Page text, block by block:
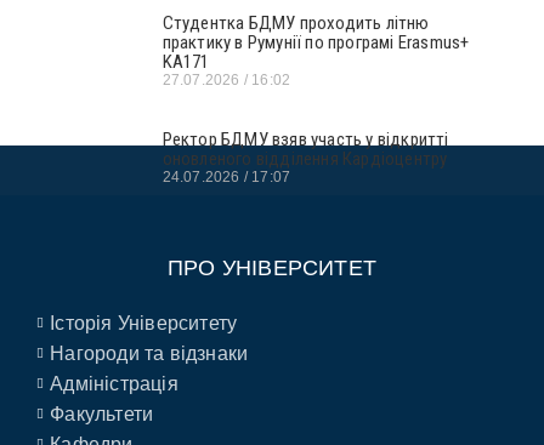
Студентка БДМУ проходить літню
практику в Румунії по програмі Erasmus+
KA171
27.07.2026 16:02
Ректор БДМУ взяв участь у відкритті
оновленого відділення Кардіоцентру
24.07.2026 17:07
ПРО УНІВЕРСИТЕТ
Історія Університету
Нагороди та відзнаки
Адміністрація
Факультети